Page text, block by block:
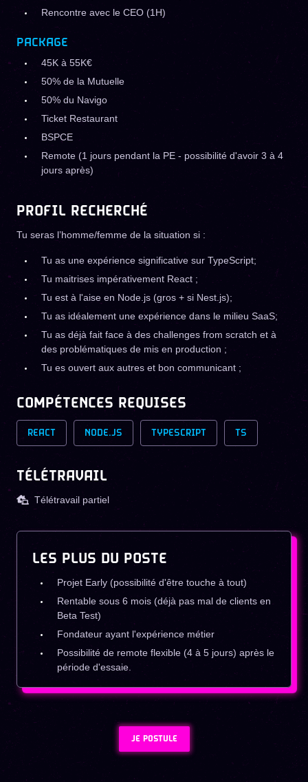
Rencontre avec le CEO (1H)
PACKAGE
45K à 55K€
50% de la Mutuelle
50% du Navigo
Ticket Restaurant
BSPCE
Remote (1 jours pendant la PE - possibilité d'avoir 3 à 4
jours après)
PROFIL RECHERCHÉ
Tu seras l’homme/femme de la situation si :
Tu as une expérience significative sur TypeScript;
Tu maitrises impérativement React ;
Tu est à l'aise en Node.js (gros + si Nest.js);
Tu as idéalement une expérience dans le milieu SaaS;
Tu as déjà fait face à des challenges from scratch et à
des problématiques de mis en production ;
Tu es ouvert aux autres et bon communicant ;
COMPÉTENCES REQUISES
REACT NODE.JS TYPESCRIPT TS
TÉLÉTRAVAIL
Télétravail partiel
LES PLUS DU POSTE
Projet Early (possibilité d'être touche à tout)
Rentable sous 6 mois (déjà pas mal de clients en
Beta Test)
Fondateur ayant l'expérience métier
Possibilité de remote flexible (4 à 5 jours) après le
période d'essaie.
JE POSTULE